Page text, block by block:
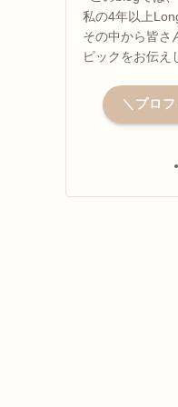
私の4年以上
その中から皆さ
ピックをお伝え
＼プロ